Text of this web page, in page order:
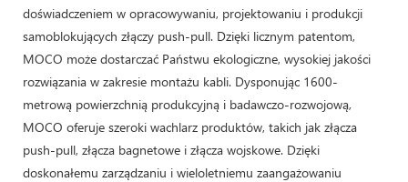
doświadczeniem w opracowywaniu, projektowaniu i produkcji
samoblokujących złączy push-pull. Dzięki licznym patentom,
MOCO może dostarczać Państwu ekologiczne, wysokiej jakości
rozwiązania w zakresie montażu kabli. Dysponując 1600-
metrową powierzchnią produkcyjną i badawczo-rozwojową,
MOCO oferuje szeroki wachlarz produktów, takich jak złącza
push-pull, złącza bagnetowe i złącza wojskowe. Dzięki
doskonałemu zarządzaniu i wieloletniemu zaangażowaniu